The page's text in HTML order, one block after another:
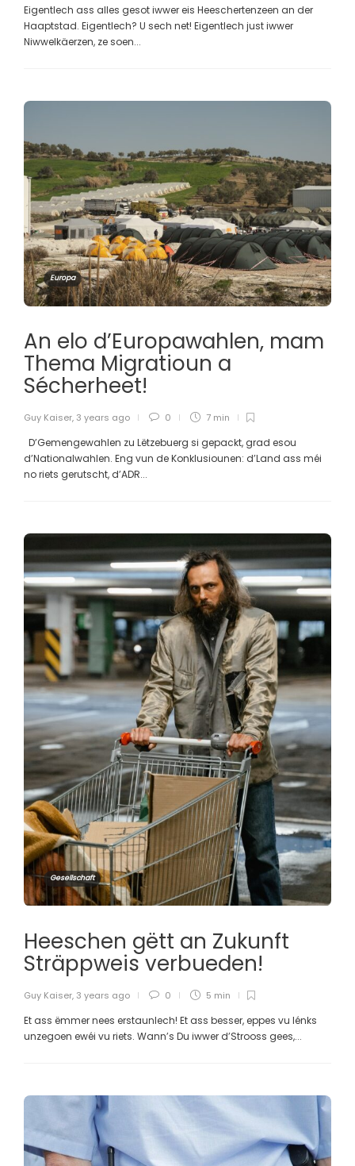
Eigentlech ass alles gesot iwwer eis Heeschertenzeen an der
Haaptstad. Eigentlech? U sech net! Eigentlech just iwwer
Niwwelkäerzen, ze soen...
Europa
An elo d’Europawahlen, mam
Thema Migratioun a
Sécherheet!
Guy Kaiser, 3 years ago 0 7 min
D’Gemengewahlen zu Lëtzebuerg si gepackt, grad esou
d’Nationalwahlen. Eng vun de Konklusiounen: d’Land ass méi
no riets gerutscht, d’ADR...
Gesellschaft
Heeschen gëtt an Zukunft
Sträppweis verbueden!
Guy Kaiser, 3 years ago 0 5 min
Et ass ëmmer nees erstaunlech! Et ass besser, eppes vu lénks
unzegoen ewéi vu riets. Wann’s Du iwwer d’Strooss gees,...